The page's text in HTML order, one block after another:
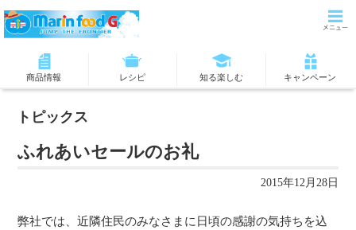
商品情報 レシピ 知る楽しむ キャンペーン
トピックス
ふれあいセールのお礼
2015年12月28日
弊社では、近隣住民のみなさまに日頃の感謝の気持ちを込